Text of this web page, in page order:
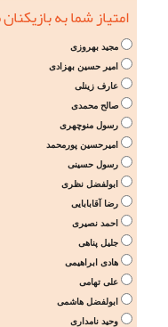
امتیاز شما به
مجید بهروزی
امیر حسین بهزادی
عارف زینلی
صالح محمدی
رسول منوچهری
امیرحسین پورمحمد
رسول حسینی
ابولفضل نظری
رضا آقابابایی
احمد نصیری
جلیل پناهی
هادی ابراهیمی
علی تهامی
ابولفضل هاشمی
وحید نامداری